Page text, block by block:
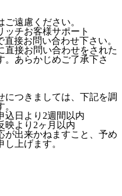
ご遠慮ください。
ッチお客様サポート
直接お問い合わせ下さい。
直接お問い合わせをされた
。あらかじめご了承下さ
つきましては、下記を調
日より2週間以内
より2ヶ月以内
が出来かねますこと、予め
上げます。